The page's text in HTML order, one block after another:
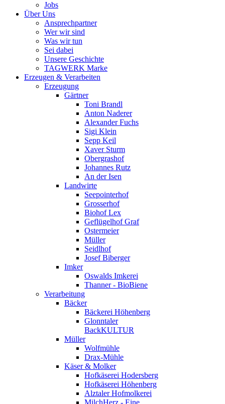
Jobs
Über Uns
Ansprechpartner
Wer wir sind
Was wir tun
Sei dabei
Unsere Geschichte
TAGWERK Marke
Erzeugen & Verarbeiten
Erzeugung
Gärtner
Toni Brandl
Anton Naderer
Alexander Fuchs
Sigi Klein
Sepp Keil
Xaver Sturm
Obergrashof
Johannes Rutz
An der Isen
Landwirte
Seepointerhof
Grosserhof
Biohof Lex
Geflügelhof Graf
Ostermeier
Müller
Seidlhof
Josef Biberger
Imker
Oswalds Imkerei
Thanner - BioBiene
Verarbeitung
Bäcker
Bäckerei Höhenberg
Glonntaler
BackKULTUR
Müller
Wolfmühle
Drax-Mühle
Käser & Molker
Hofkäserei Hodersberg
Hofkäserei Höhenberg
Alztaler Hofmolkerei
MilchHerz - Eine